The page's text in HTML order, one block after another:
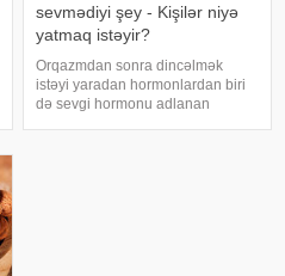
sevmədiyi şey - Kişilər niyə
yatmaq istəyir?
Orqazmdan sonra dincəlmək
istəyi yaradan hormonlardan biri
də sevgi hormonu adlanan